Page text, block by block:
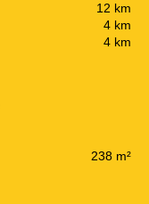
12 km
4 km
4 km
238 m²